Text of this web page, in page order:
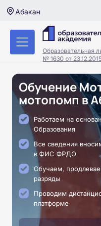
Абакан
Образовательная
№ 1630 от
Обучение
мотопомп в
Работаем на
Образования
Все сведения
в ФИС ФРДО
Обучаем,
разряды
Проводим
платформе